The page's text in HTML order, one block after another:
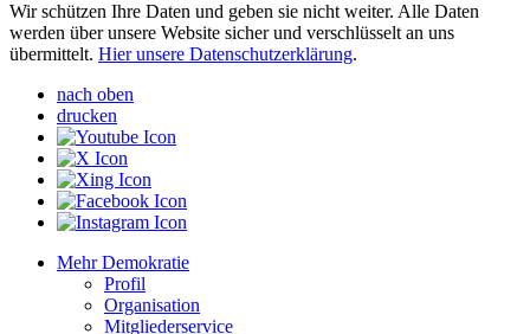
Wir schützen Ihre Daten und geben sie nicht weiter. Alle Daten
werden über unsere Website sicher und verschlüsselt an uns
übermittelt. Hier unsere Datenschutzerklärung.
nach oben
drucken
Mehr Demokratie
Profil
Organisation
Mitgliederservice